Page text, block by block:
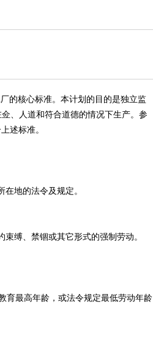
的核心标准。本计划的目的是独立监
、人道和符合道德的情况下生产。参
述标准。
地的法令及规定。
缚、禁锢或其它形式的强制劳动。
最高年龄，或法令规定最低劳动年龄